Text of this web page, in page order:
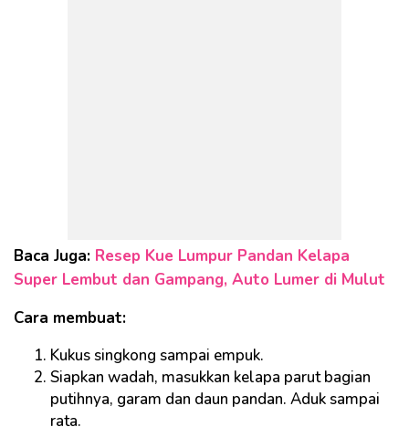
Baca Juga: Resep Kue Lumpur Pandan Kelapa
Super Lembut dan Gampang, Auto Lumer di Mulut
Cara membuat:
Kukus singkong sampai empuk.
Siapkan wadah, masukkan kelapa parut bagian
putihnya, garam dan daun pandan. Aduk sampai
rata.